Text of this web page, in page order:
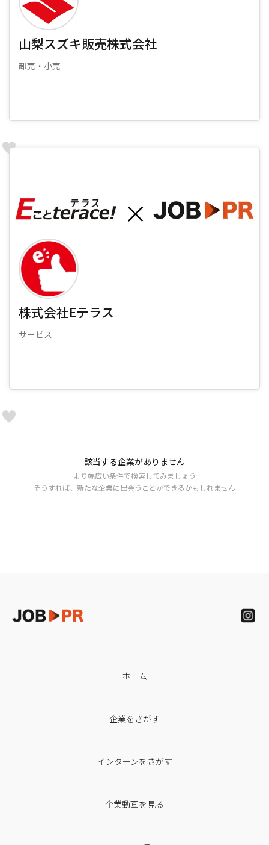
山梨スズキ販売株式会社
卸売・小売
株式会社Eテラス
サービス
該当する企業がありません
より幅広い条件で検索してみましょう
そうすれば、新たな企業に出会うことができるかもしれません
ホーム
企業をさがす
インターンをさがす
企業動画を見る